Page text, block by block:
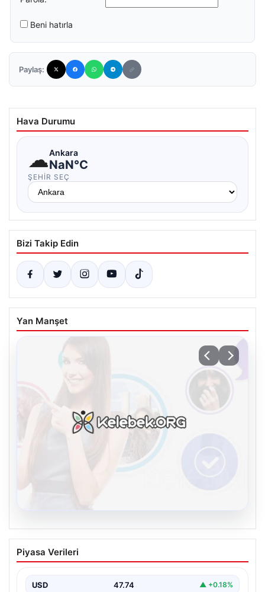
Beni hatırla
Paylaş:
Hava Durumu
☁Ankara
NaN°C
ŞEHIR SEÇ
Bizi Takip Edin
Yan Manşet
Kelebek sohbet platformu İle Dijital
İletişimin Güvenli Adresi Ve Chat
İnternet çağında bireylerin seviyeli bir biçimde iletişim
Piyasa Verileri
USD 47.74 ▲ +0.18%